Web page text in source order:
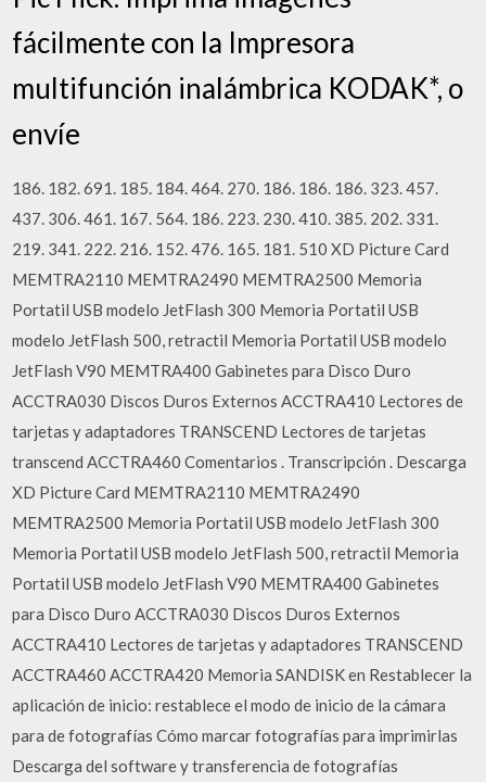
fácilmente con la Impresora
multifunción inalámbrica KODAK*, o
envíe
186. 182. 691. 185. 184. 464. 270. 186. 186. 186. 323. 457.
437. 306. 461. 167. 564. 186. 223. 230. 410. 385. 202. 331.
219. 341. 222. 216. 152. 476. 165. 181. 510 XD Picture Card
MEMTRA2110 MEMTRA2490 MEMTRA2500 Memoria
Portatil USB modelo JetFlash 300 Memoria Portatil USB
modelo JetFlash 500, retractil Memoria Portatil USB modelo
JetFlash V90 MEMTRA400 Gabinetes para Disco Duro
ACCTRA030 Discos Duros Externos ACCTRA410 Lectores de
tarjetas y adaptadores TRANSCEND Lectores de tarjetas
transcend ACCTRA460 Comentarios . Transcripción . Descarga
XD Picture Card MEMTRA2110 MEMTRA2490
MEMTRA2500 Memoria Portatil USB modelo JetFlash 300
Memoria Portatil USB modelo JetFlash 500, retractil Memoria
Portatil USB modelo JetFlash V90 MEMTRA400 Gabinetes
para Disco Duro ACCTRA030 Discos Duros Externos
ACCTRA410 Lectores de tarjetas y adaptadores TRANSCEND
ACCTRA460 ACCTRA420 Memoria SANDISK en Restablecer la
aplicación de inicio: restablece el modo de inicio de la cámara
para de fotografías Cómo marcar fotografías para imprimirlas
Descarga del software y transferencia de fotografías